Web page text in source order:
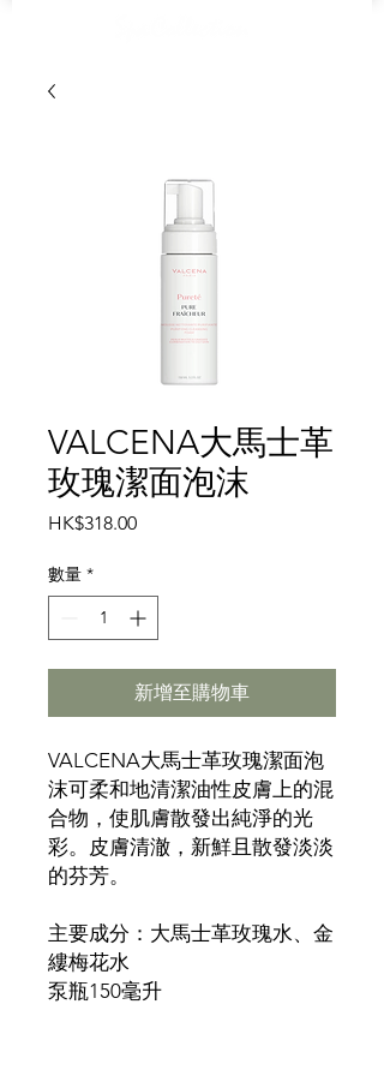
VALCENA大馬士革
玫瑰潔面泡沫
HK$318.00價
數量 *
新增至購物車
VALCENA大馬士革玫瑰潔面泡
沫可柔和地清潔油性皮膚上的混
合物，使肌膚散發出純淨的光
彩。皮膚清澈，新鮮且散發淡淡
的芬芳。
主要成分：大馬士革玫瑰水、金
縷梅花水
泵瓶150毫升